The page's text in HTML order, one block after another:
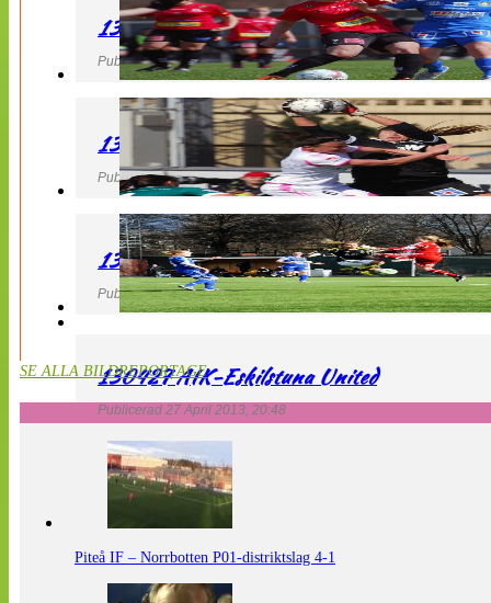
130427 LB 07 – QBIK
Publicerad 27 April 2013, 22:40
130427 IF Limhamn Bunkeflo – QBIK
Publicerad 27 April 2013, 21:10
130427 LdB FC Malmö – Mallbackens IF
Publicerad 27 April 2013, 20:54
130427 AIK-Eskilstuna United
Publicerad 27 April 2013, 20:48
SE ALLA BILDREPORTAGE
Piteå IF – Norrbotten P01-distriktslag 4-1